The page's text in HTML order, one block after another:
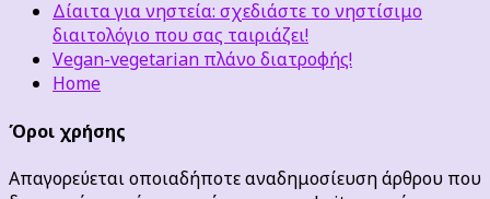
Δίαιτα για νηστεία: σχεδιάστε το νηστίσιμο
διαιτολόγιο που σας ταιριάζει!
Vegan-vegetarian πλάνο διατροφής!
Home
Όροι χρήσης
Απαγορεύεται οποιαδήποτε αναδημοσίευση άρθρου που